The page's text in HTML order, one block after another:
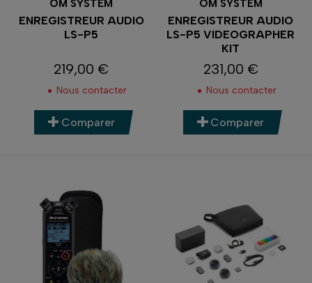
OM SYSTEM
ENREGISTREUR AUDIO
LS-P5
Prix
219,00 €
Nous contacter
Comparer
OM SYSTEM
ENREGISTREUR AUDIO
LS-P5 VIDEOGRAPHER
KIT
Prix
231,00 €
Nous contacter
Comparer